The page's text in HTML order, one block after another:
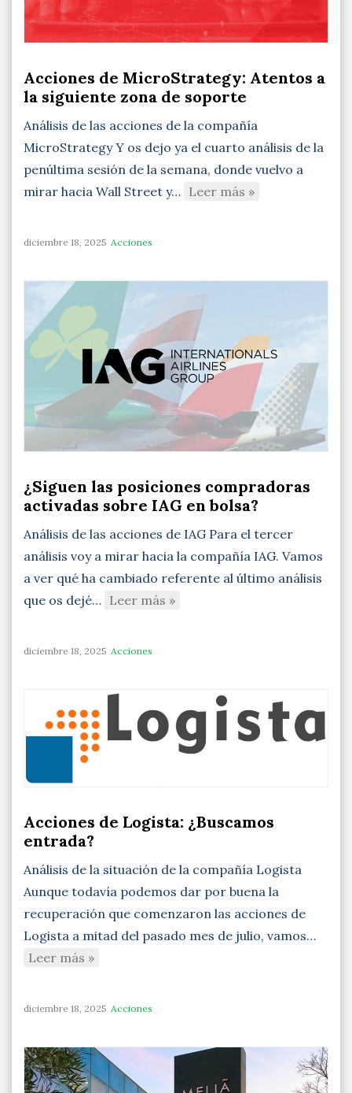
Acciones de MicroStrategy: Atentos a
la siguiente zona de soporte
Análisis de las acciones de la compañía
MicroStrategy Y os dejo ya el cuarto análisis de la
penúltima sesión de la semana, donde vuelvo a
mirar hacia Wall Street y… Leer más »
diciembre 18, 2025 Acciones
¿Siguen las posiciones compradoras
activadas sobre IAG en bolsa?
Análisis de las acciones de IAG Para el tercer
análisis voy a mirar hacia la compañía IAG. Vamos
a ver qué ha cambiado referente al último análisis
que os dejé… Leer más »
diciembre 18, 2025 Acciones
Acciones de Logista: ¿Buscamos
entrada?
Análisis de la situación de la compañía Logista
Aunque todavía podemos dar por buena la
recuperación que comenzaron las acciones de
Logista a mitad del pasado mes de julio, vamos…
Leer más »
diciembre 18, 2025 Acciones